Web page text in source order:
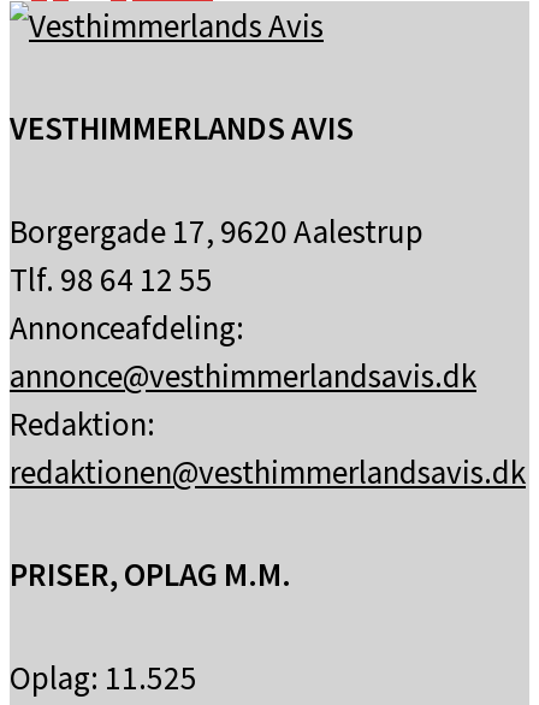
VESTHIMMERLANDS AVIS
Borgergade 17, 9620 Aalestrup
Tlf. 98 64 12 55
Annonceafdeling:
annonce@vesthimmerlandsavis.dk
Redaktion:
redaktionen@vesthimmerlandsavis.dk
PRISER, OPLAG M.M.
Oplag: 11.525